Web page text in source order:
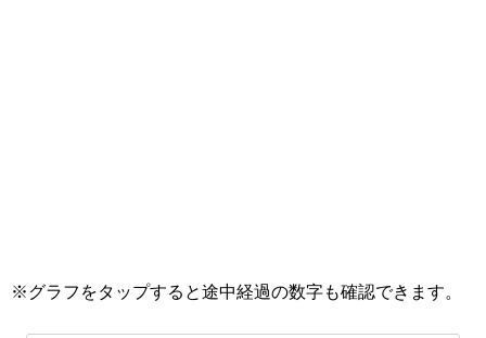
※グラフをタップすると途中経過の数字も確認できます。